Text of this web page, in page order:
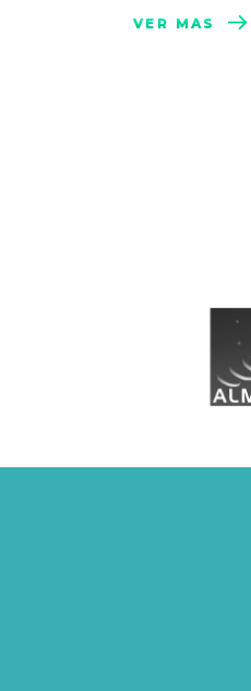
VER MÁS